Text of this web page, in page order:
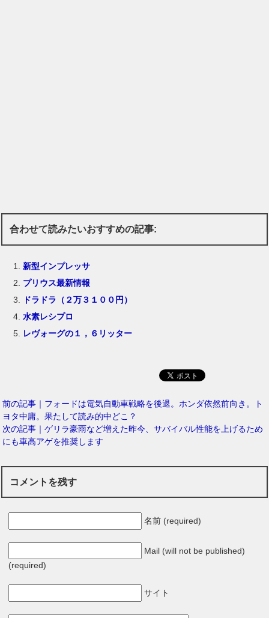
合わせて読みたいおすすめの記事:
新型インプレッサ
プリウス最新情報
ドラドラ（２万３１００円）
水素レシプロ
レヴォーグの１，６リッター
前の記事｜フォードは電気自動車戦略を後退。ホンダ依然前向き。ト
ヨタ中庸。果たして読み的中どこ？
次の記事｜ゲリラ豪雨など増えた昨今、サバイバル性能を上げるため
にも車高アゲを推奨します
コメントを残す
名前 (required)
Mail (will not be published)
(required)
サイト